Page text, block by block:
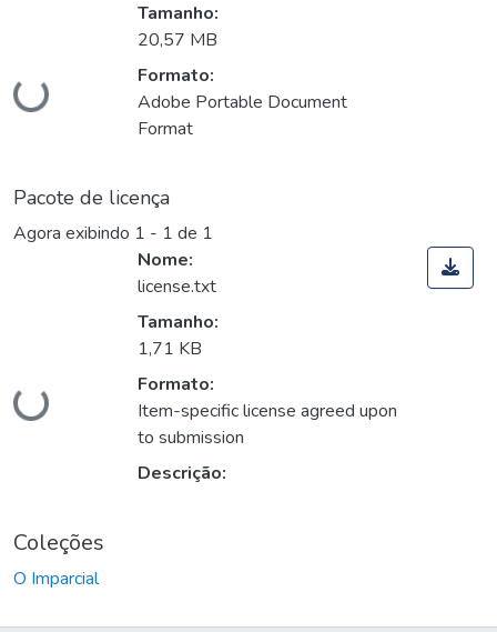
Carregando...
Tamanho:
20,57 MB
Formato:
Adobe Portable Document
Format
Pacote de licença
Agora exibindo 1 - 1 de 1
Carregando...
Nome:
license.txt
Tamanho:
1,71 KB
Formato:
Item-specific license agreed upon
to submission
Descrição:
Coleções
O Imparcial